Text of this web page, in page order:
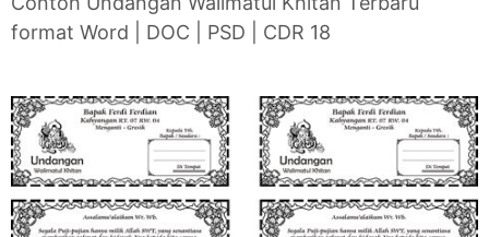
format Word | DOC | PSD | CDR 18